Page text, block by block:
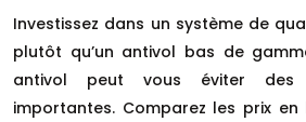
Investissez dans un système de
plutôt qu’un antivol bas de
antivol peut vous éviter des
importantes. Comparez les prix